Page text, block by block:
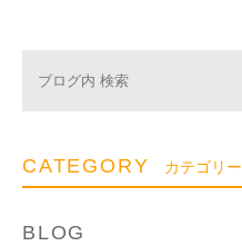
CATEGORY カテゴリー
BLOG